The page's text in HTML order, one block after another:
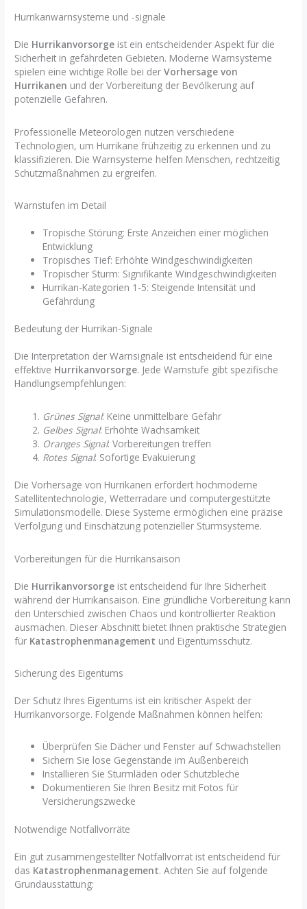
Hurrikanwarnsysteme und -signale
Die Hurrikanvorsorge ist ein entscheidender Aspekt für die
Sicherheit in gefährdeten Gebieten. Moderne Warnsysteme
spielen eine wichtige Rolle bei derVorhersage von
Hurrikanen und der Vorbereitung der Bevölkerung auf
potenzielle Gefahren.
Professionelle Meteorologen nutzen verschiedene
Technologien, um Hurrikane frühzeitig zu erkennen und zu
klassifizieren. Die Warnsysteme helfen Menschen, rechtzeitig
Schutzmaßnahmen zu ergreifen.
Warnstufen im Detail
Tropische Störung: Erste Anzeichen einer möglichen
Entwicklung
Tropisches Tief: Erhöhte Windgeschwindigkeiten
Tropischer Sturm: Signifikante Windgeschwindigkeiten
Hurrikan-Kategorien 1-5: Steigende Intensität und
Gefährdung
Bedeutung der Hurrikan-Signale
Die Interpretation der Warnsignale ist entscheidend für eine
effektive Hurrikanvorsorge. Jede Warnstufe gibt spezifische
Handlungsempfehlungen:
Grünes Signal: Keine unmittelbare Gefahr
Gelbes Signal: Erhöhte Wachsamkeit
Oranges Signal: Vorbereitungen treffen
Rotes Signal: Sofortige Evakuierung
Die Vorhersage von Hurrikanen erfordert hochmoderne
Satellitentechnologie, Wetterradare und computergestützte
Simulationsmodelle. Diese Systeme ermöglichen eine präzise
Verfolgung und Einschätzung potenzieller Sturmsysteme.
Vorbereitungen für die Hurrikansaison
Die Hurrikanvorsorge ist entscheidend für Ihre Sicherheit
während der Hurrikansaison. Eine gründliche Vorbereitung kann
den Unterschied zwischen Chaos und kontrollierter Reaktion
ausmachen. Dieser Abschnitt bietet Ihnen praktische Strategien
für Katastrophenmanagement und Eigentumsschutz.
Sicherung des Eigentums
Der Schutz Ihres Eigentums ist ein kritischer Aspekt der
Hurrikanvorsorge. Folgende Maßnahmen können helfen:
Überprüfen Sie Dächer und Fenster auf Schwachstellen
Sichern Sie lose Gegenstände im Außenbereich
Installieren Sie Sturmläden oder Schutzbleche
Dokumentieren Sie Ihren Besitz mit Fotos für
Versicherungszwecke
Notwendige Notfallvorräte
Ein gut zusammengestellter Notfallvorrat ist entscheidend für
das Katastrophenmanagement. Achten Sie auf folgende
Grundausstattung: